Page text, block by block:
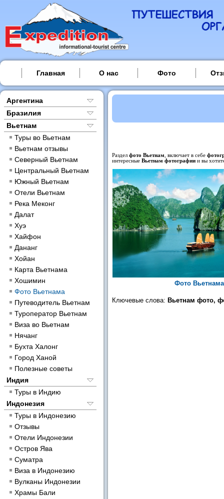
Главная О нас Фото
Аргентина
Бразилия
Вьетнам
Туры во Вьетнам
Вьетнам отзывы
Северный Вьетнам
Центральный Вьетнам
Южный Вьетнам
Отели Вьетнам
Река Меконг
Далат
Хуэ
Хайфон
Дананг
Хойан
Карта Вьетнама
Хошимин
Фото Вьетнама
Путеводитель Вьетнам
Туроператор Вьетнам
Виза во Вьетнам
Нячанг
Бухта Халонг
Город Ханой
Полезные советы
Индия
Туры в Индию
Индонезия
Туры в Индонезию
Отзывы
Отели Индонезии
Остров Ява
Суматра
Виза в Индонезию
Вулканы Индонезии
Храмы Бали
Раздел фото Вьетнам , включает в себе
интересные Вьетнам фотографии и вы
Фото Вьетнама
Ключевые слова: Вьетнам фото,